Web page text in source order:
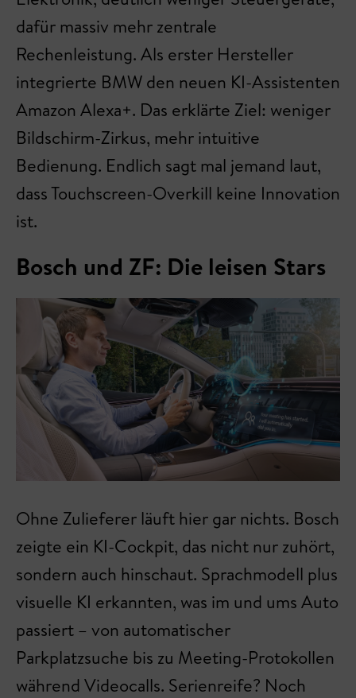
dafür massiv mehr zentrale
Rechenleistung. Als erster Hersteller
integrierte BMW den neuen KI-Assistenten
Amazon Alexa+. Das erklärte Ziel: weniger
Bildschirm-Zirkus, mehr intuitive
Bedienung. Endlich sagt mal jemand laut,
dass Touchscreen-Overkill keine Innovation
ist.
Bosch und ZF: Die leisen Stars
Ohne Zulieferer läuft hier gar nichts. Bosch
zeigte ein KI-Cockpit, das nicht nur zuhört,
sondern auch hinschaut. Sprachmodell plus
visuelle KI erkannten, was im und ums Auto
passiert – von automatischer
Parkplatzsuche bis zu Meeting-Protokollen
während Videocalls. Serienreife? Noch